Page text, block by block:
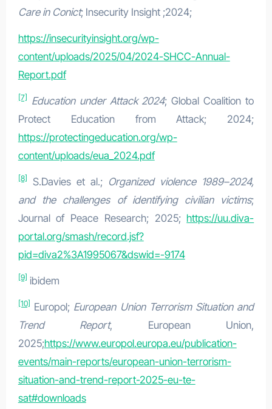
Care in Conict; Insecurity Insight ;2024;
https://insecurityinsight.org/wp-
content/uploads/2025/04/2024-SHCC-Annual-
Report.pdf
[7] Education under Attack 2024; Global Coalition to
Protect Education from Attack; 2024;
https://protectingeducation.org/wp-
content/uploads/eua_2024.pdf
[8] S.Davies et al.; Organized violence 1989–2024,
and the challenges of identifying civilian victims;
Journal of Peace Research; 2025;https://uu.diva-
portal.org/smash/record.jsf?
pid=diva2%3A1995067&dswid=-9174
[9] ibidem
[10] Europol; European Union Terrorism Situation and
Trend Report, European Union,
2025;https://www.europol.europa.eu/publication-
events/main-reports/european-union-terrorism-
situation-and-trend-report-2025-eu-te-
sat#downloads